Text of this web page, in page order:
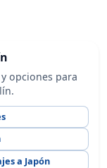
opciones para
a Japón